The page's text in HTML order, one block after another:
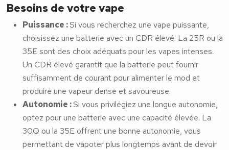
Besoins de votre vape
Puissance :Si vous recherchez une vape puissante,
choisissez une batterie avec un CDR élevé. La 25R ou la
35E sont des choix adéquats pour les vapes intenses.
Un CDR élevé garantit que la batterie peut fournir
suffisamment de courant pour alimenter le mod et
produire une vapeur dense et savoureuse.
Autonomie :Si vous privilégiez une longue autonomie,
optez pour une batterie avec une capacité élevée. La
30Q ou la 35E offrent une bonne autonomie, vous
permettant de vapoter plus longtemps avant de devoir